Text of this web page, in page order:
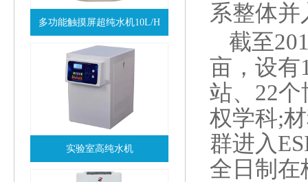
多功能触摸屏超纯水机10L/H
查看详情
实验室高纯水机
查看详情
系整体并
截至
亩，设有
站、22
权学科;
群进入
全日制在